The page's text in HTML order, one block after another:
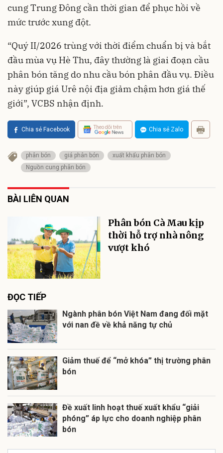
cung Trung Đông cần thời gian để phục hồi về
mức trước xung đột.
“Quý II/2026 trùng với thời điểm chuẩn bị và bắt
đầu mùa vụ Hè Thu, đây thường là giai đoạn cầu
phân bón tăng do nhu cầu bón phân đầu vụ. Điều
này giúp giá Urê nội địa giảm chậm hơn giá thế
giới”, VCBS nhận định.
Chia sẻ Facebook Theo dõi trên Chia sẻ Zalo
phân bón giá phân bón
xuất khẩu phân bón
Nguồn cung phân bón
BÀI LIÊN QUAN
Phân bón Cà Mau kịp
thời hỗ trợ nhà nông
vượt khó
ĐỌC TIẾP
Ngành phân bón Việt Nam đang đối mặt
với nan đề về khả năng tự chủ
Giảm thuế để “mở khóa” thị trường phân
bón
Đề xuất linh hoạt thuế xuất khẩu “giải
phóng” áp lực cho doanh nghiệp phân
bón